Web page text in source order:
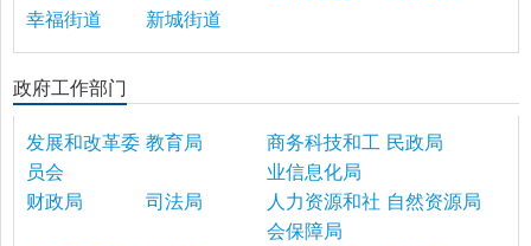
幸福街道
新城街道
政府工作部门
发展和改革委
员会
教育局
商务科技和工
业信息化局
民政局
财政局 司法局
人力资源和社
会保障局
自然资源局